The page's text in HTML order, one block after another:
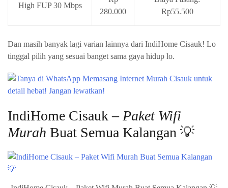
High FUP 30 Mbps
280.000
Rp55.500
Dan masih banyak lagi varian lainnya dari IndiHome Cisauk! Lo
tinggal pilih yang sesuai banget sama gaya hidup lo.
IndiHome Cisauk – Paket Wifi
Murah Buat Semua Kalangan 💡